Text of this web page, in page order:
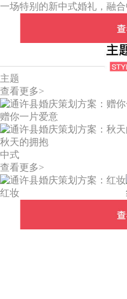
主题
查看更多>
赠你一片爱意
秋天的拥抱
中式
查看更多>
红妆